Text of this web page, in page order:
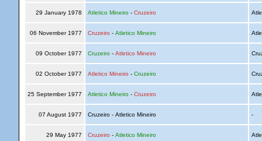
29 January 1978 Atletico Mineiro- Cruzeiro
06 November 1977 Cruzeiro - Atletico Mineiro
09 October 1977 Cruzeiro- Atletico Mineiro
02 October 1977 Atletico Mineiro - Cruzeiro
25 September 1977 Atletico Mineiro- Cruzeiro
07 August 1977 Cruzeiro - Atletico Mineiro -
29 May 1977 Cruzeiro - Atletico Mineiro